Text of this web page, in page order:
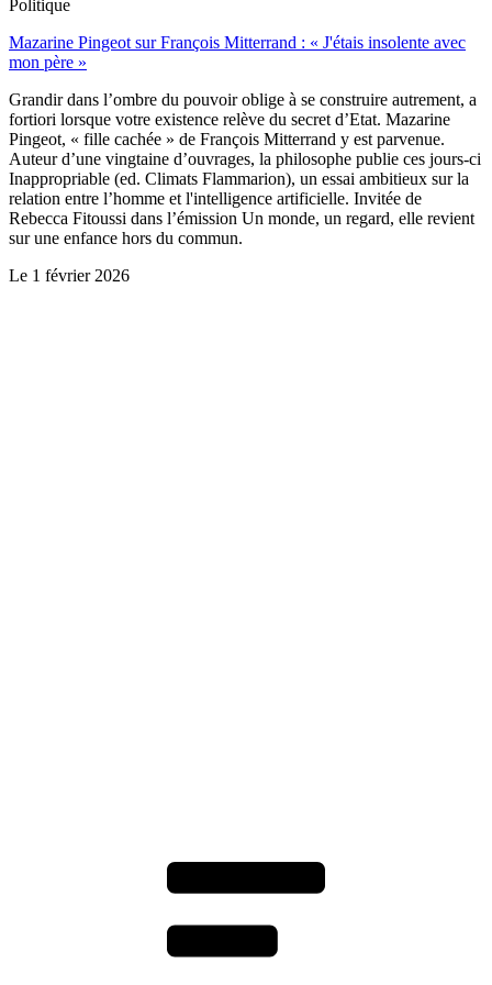
Politique
Mazarine Pingeot sur François Mitterrand : « J'étais insolente avec
mon père »
Grandir dans l’ombre du pouvoir oblige à se construire autrement, a
fortiori lorsque votre existence relève du secret d’Etat. Mazarine
Pingeot, « fille cachée » de François Mitterrand y est parvenue.
Auteur d’une vingtaine d’ouvrages, la philosophe publie ces jours-ci
Inappropriable (ed. Climats Flammarion), un essai ambitieux sur la
relation entre l’homme et l'intelligence artificielle. Invitée de
Rebecca Fitoussi dans l’émission Un monde, un regard, elle revient
sur une enfance hors du commun.
Le 1 février 2026